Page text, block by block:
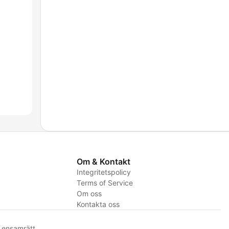
Om & Kontakt
Integritetspolicy
Terms of Service
Om oss
Kontakta oss